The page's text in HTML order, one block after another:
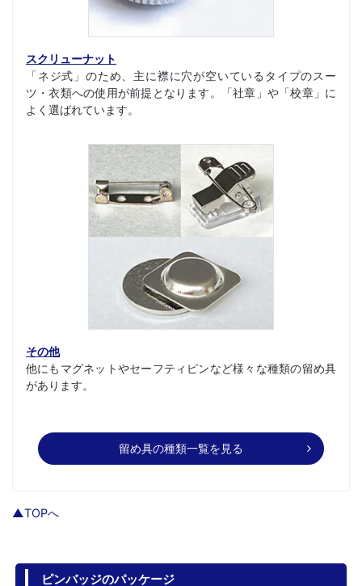
スクリューナット
「ネジ式」のため、主に襟に穴が空いているタイプのスー
ツ・衣類への使用が前提となります。「社章」や「校章」に
よく選ばれています。
その他
他にもマグネットやセーフティピンなど様々な種類の留め具
があります。
留め具の種類一覧を見る
▲TOPへ
ピンバッジのパッケージ